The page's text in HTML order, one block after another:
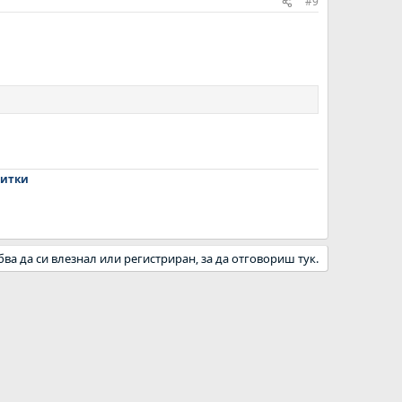
да си влезнал или регистриран, за да отговориш тук.